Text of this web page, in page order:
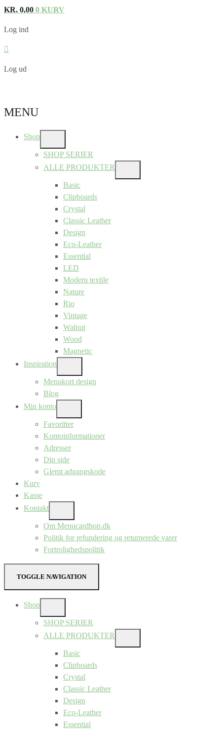
KR. 0,00 0 KURV
Log ind
Log ud
MENU
Shop
SUB
MENU
SHOP SERIER
ALLE PRODUKTER
SUB
Basic
Clipboards
Crystal
Classic Leather
Design
Eco-Leather
Essential
LED
Modern textile
Nature
Rio
Vintage
Walnut
Wood
Magnetic
Inspiration
SUB
MENU
Menukort design
Blog
Min konto
SUB
MENU
Favoritter
Kontoinformationer
Adresser
Din side
Glemt adgangskode
Kurv
Kasse
Kontakt
SUB
MENU
Om Menucardhop.dk
Politik for refundering og returnerede varer
Fortrolighedspolitik
TOGGLE NAVIGATION
Shop
SUB
MENU
SHOP SERIER
ALLE PRODUKTER
SUB
Basic
Clipboards
Crystal
Classic Leather
Design
Eco-Leather
Essential